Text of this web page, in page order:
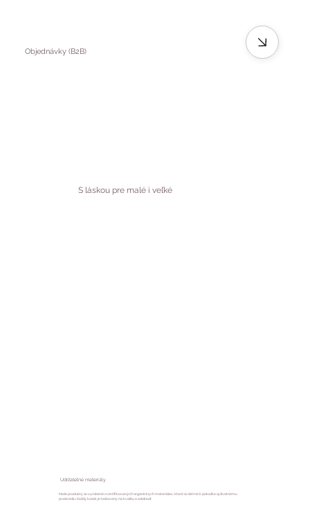
Objednávky (B2B)
S láskou pre malé i veľké
Udržateľné materiály
Naše produkty sú vyrobené z certifikovaných organických materiálov, ktoré sú šetrné k pokožke aj životnému
prostrediu. Každý kúsok je testovaný na kvalitu a odolnosť.